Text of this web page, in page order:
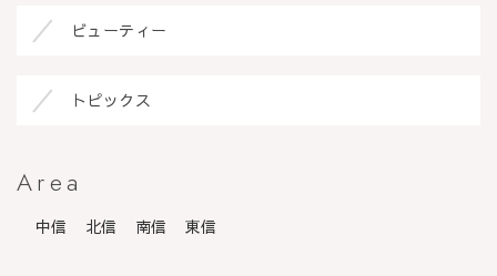
ビューティー
トピックス
Area
中信 北信 南信 東信